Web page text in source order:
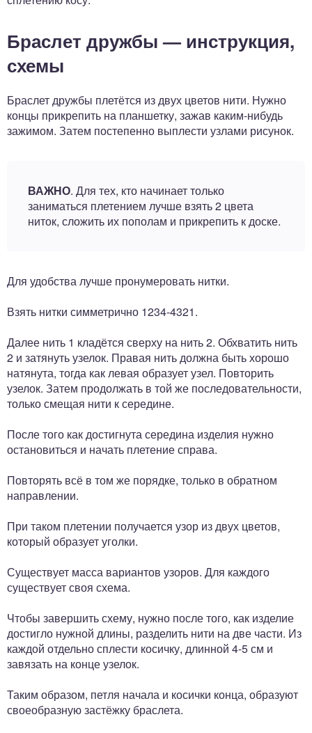
Браслет дружбы — инструкция,
схемы
Браслет дружбы плетётся из двух цветов нити. Нужно
концы прикрепить на планшетку, зажав каким-нибудь
зажимом. Затем постепенно выплести узлами рисунок.
ВАЖНО. Для тех, кто начинает только
заниматься плетением лучше взять 2 цвета
ниток, сложить их пополам и прикрепить к доске.
Для удобства лучше пронумеровать нитки.
Взять нитки симметрично 1234-4321.
Далее нить 1 кладётся сверху на нить 2. Обхватить нить
2 и затянуть узелок. Правая нить должна быть хорошо
натянута, тогда как левая образует узел. Повторить
узелок. Затем продолжать в той же последовательности,
только смещая нити к середине.
После того как достигнута середина изделия нужно
остановиться и начать плетение справа.
Повторять всё в том же порядке, только в обратном
направлении.
При таком плетении получается узор из двух цветов,
который образует уголки.
Существует масса вариантов узоров. Для каждого
существует своя схема.
Чтобы завершить схему, нужно после того, как изделие
достигло нужной длины, разделить нити на две части. Из
каждой отдельно сплести косичку, длинной 4-5 см и
завязать на конце узелок.
Таким образом, петля начала и косички конца, образуют
своеобразную застёжку браслета.